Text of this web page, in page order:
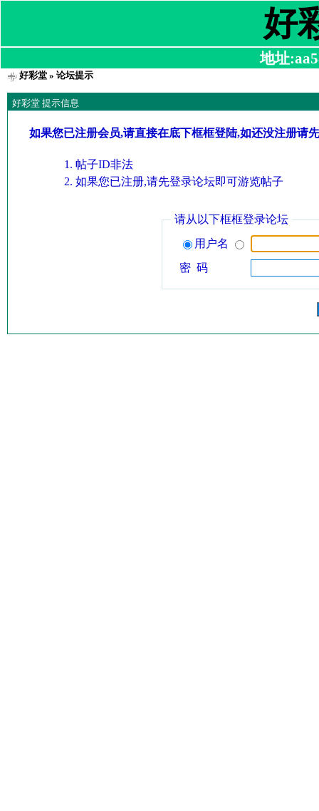
好
地址
好彩堂» 论坛提示
好彩堂 提示信息
如果您已注册会员,请直接在底下框框登陆,如还没注册请
帖子ID非法
如果您已注册,请先登录论坛即可游览帖子
请从以下框框登录论坛
用户名
密 码